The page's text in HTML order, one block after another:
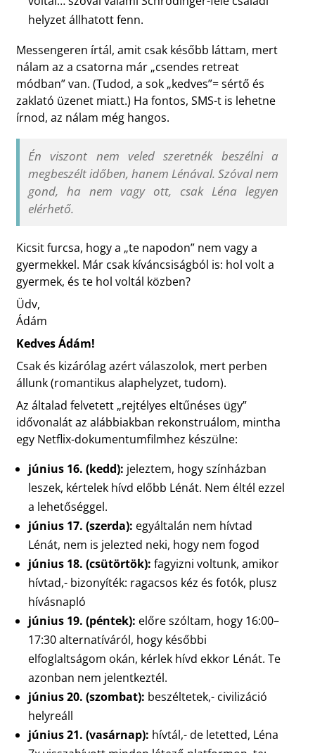
helyzet állhatott fenn.
Messengeren írtál, amit csak később láttam, mert
nálam az a csatorna már „csendes retreat
módban” van. (Tudod, a sok „kedves”= sértő és
zaklató üzenet miatt.) Ha fontos, SMS-t is lehetne
írnod, az nálam még hangos.
Én viszont nem veled szeretnék beszélni a
megbeszélt időben, hanem Lénával. Szóval nem
gond, ha nem vagy ott, csak Léna legyen
elérhető.
Kicsit furcsa, hogy a „te napodon” nem vagy a
gyermekkel. Már csak kíváncsiságból is: hol volt a
gyermek, és te hol voltál közben?
Üdv,
Ádám
Kedves Ádám!
Csak és kizárólag azért válaszolok, mert perben
állunk (romantikus alaphelyzet, tudom).
Az általad felvetett „rejtélyes eltűnéses ügy”
idővonalát az alábbiakban rekonstruálom, mintha
egy Netflix-dokumentumfilmhez készülne:
június 16. (kedd): jeleztem, hogy színházban
leszek, kértelek hívd előbb Lénát. Nem éltél ezzel
a lehetőséggel.
június 17. (szerda): egyáltalán nem hívtad
Lénát, nem is jelezted neki, hogy nem fogod
június 18. (csütörtök): fagyizni voltunk, amikor
hívtad,- bizonyíték: ragacsos kéz és fotók, plusz
hívásnapló
június 19. (péntek): előre szóltam, hogy 16:00–
17:30 alternatíváról, hogy későbbi
elfoglaltságom okán, kérlek hívd ekkor Lénát. Te
azonban nem jelentkeztél.
június 20. (szombat): beszéltetek,- civilizáció
helyreáll
június 21. (vasárnap): hívtál,- de letetted, Léna